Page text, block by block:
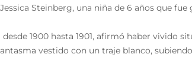
Steinberg, una niña de 6 años que
1900 hasta 1901, afirmó haber vivido
vestido con un traje blanco, subiendo